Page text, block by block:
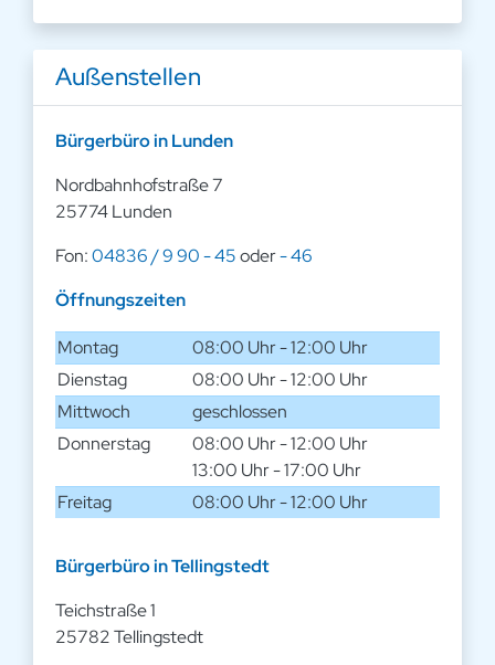
Außenstellen
Bürgerbüro in Lunden
Nordbahnhofstraße 7
25774 Lunden
Fon:04836 / 9 90 - 45oder- 46
Öffnungszeiten
Montag
08:00 Uhr - 12:00 Uhr
Dienstag
08:00 Uhr - 12:00 Uhr
Mittwoch
geschlossen
Donnerstag
08:00 Uhr - 12:00 Uhr
13:00 Uhr - 17:00 Uhr
Freitag
08:00 Uhr - 12:00 Uhr
Bürgerbüro in Tellingstedt
Teichstraße 1
25782 Tellingstedt